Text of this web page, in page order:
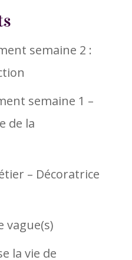
semaine 2 :
semaine 1 –
de la
– Décoratrice
vague(s)
la vie de